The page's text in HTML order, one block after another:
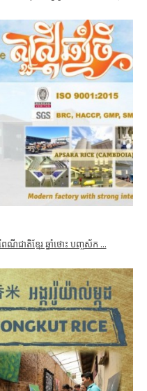
ជាតិខ្មែរ ឆ្នាំថោះ បញ្ចស័ក ...